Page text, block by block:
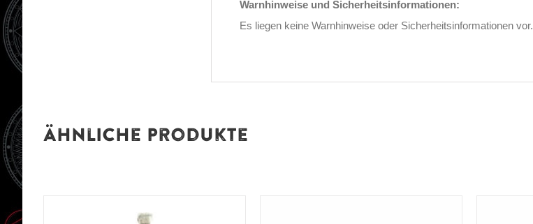
Warnhinweise und Sicherheitsinformationen:
Es liegen keine Warnhinweise oder Sicherheitsinformationen vor.
Ähnliche Produkte